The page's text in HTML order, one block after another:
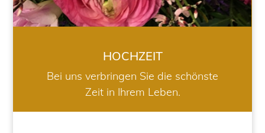
HOCHZEIT
Bei uns verbringen Sie die schönste
Zeit in Ihrem Leben.